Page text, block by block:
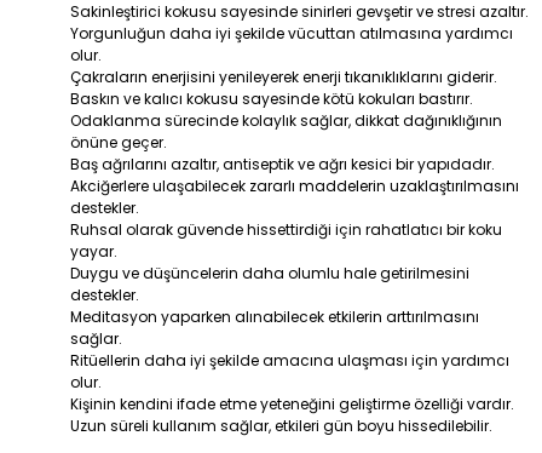
Sakinleştirici kokusu sayesinde sinirleri gevşetir ve stresi azaltır.
Yorgunluğun daha iyi şekilde vücuttan atılmasına yardımcı
olur.
Çakraların enerjisini yenileyerek enerji tıkanıklıklarını giderir.
Baskın ve kalıcı kokusu sayesinde kötü kokuları bastırır.
Odaklanma sürecinde kolaylık sağlar, dikkat dağınıklığının
önüne geçer.
Baş ağrılarını azaltır, antiseptik ve ağrı kesici bir yapıdadır.
Akciğerlere ulaşabilecek zararlı maddelerin uzaklaştırılmasını
destekler.
Ruhsal olarak güvende hissettirdiği için rahatlatıcı bir koku
yayar.
Duygu ve düşüncelerin daha olumlu hale getirilmesini
destekler.
Meditasyon yaparken alınabilecek etkilerin arttırılmasını
sağlar.
Ritüellerin daha iyi şekilde amacına ulaşması için yardımcı
olur.
Kişinin kendini ifade etme yeteneğini geliştirme özelliği vardır.
Uzun süreli kullanım sağlar, etkileri gün boyu hissedilebilir.